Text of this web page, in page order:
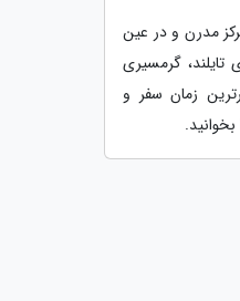
مدرن و در عین
تایلند، گرمسیری
زمان سفر و
بخوانید.